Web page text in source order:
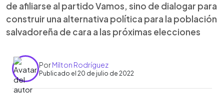
de afiliarse al partido Vamos, sino de dialogar para
construir una alternativa política para la población
salvadoreña de cara a las próximas elecciones
PorMilton Rodríguez
Publicado el 20 de julio de 2022